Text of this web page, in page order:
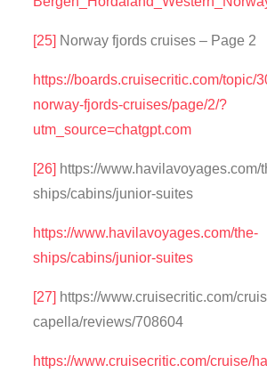
[25] Norway fjords cruises – Page 2
https://boards.cruisecritic.com/topic/
norway-fjords-cruises/page/2/?
utm_source=chatgpt.com
[26] https://www.havilavoyages.com/
ships/cabins/junior-suites
https://www.havilavoyages.com/the-
ships/cabins/junior-suites
[27] https://www.cruisecritic.com/
capella/reviews/708604
https://www.cruisecritic.com/cruise/